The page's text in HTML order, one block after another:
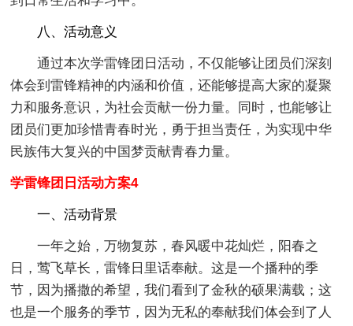
八、活动意义
通过本次学雷锋团日活动，不仅能够让团员们深刻
体会到雷锋精神的内涵和价值，还能够提高大家的凝聚
力和服务意识，为社会贡献一份力量。同时，也能够让
团员们更加珍惜青春时光，勇于担当责任，为实现中华
民族伟大复兴的中国梦贡献青春力量。
学雷锋团日活动方案4
一、活动背景
一年之始，万物复苏，春风暖中花灿烂，阳春之
日，莺飞草长，雷锋日里话奉献。这是一个播种的季
节，因为播撒的希望，我们看到了金秋的硕果满载；这
也是一个服务的季节，因为无私的奉献我们体会到了人